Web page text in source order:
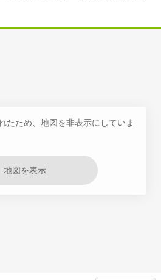
たため、地図を非表示にしていま
地図を表示